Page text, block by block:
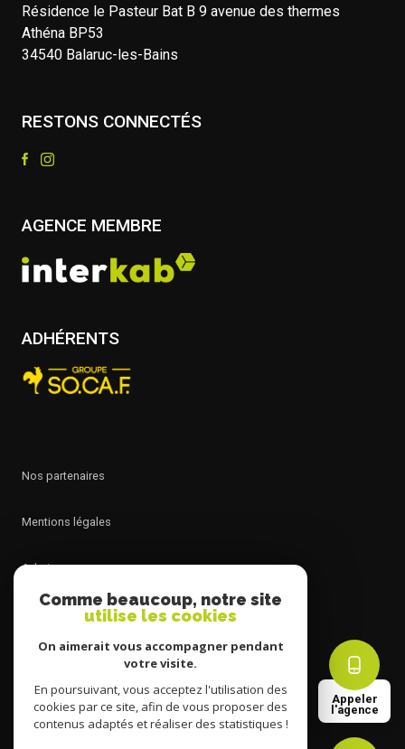
Appeler
l'agence
Résidence le Pasteur Bat B 9 avenue des thermes
Athéna BP53
34540 Balaruc-les-Bains
RESTONS CONNECTÉS
AGENCE MEMBRE
ADHÉRENTS
nos partenaires
mentions légales
admin
nos honoraires
cookies
Comme beaucoup, notre site
utilise les cookies
On aimerait vous accompagner pendant
votre visite.
En poursuivant, vous acceptez l'utilisation des
cookies par ce site, afin de vous proposer des
contenus adaptés et réaliser des statistiques !